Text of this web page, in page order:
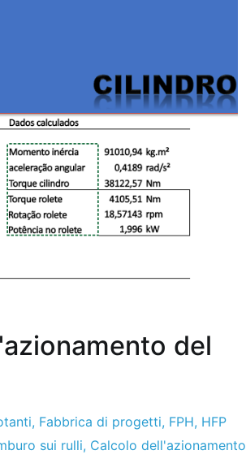
del
, Fabbrica di progetti, FPH, HFP
sui rulli, Calcolo dell'azionamento